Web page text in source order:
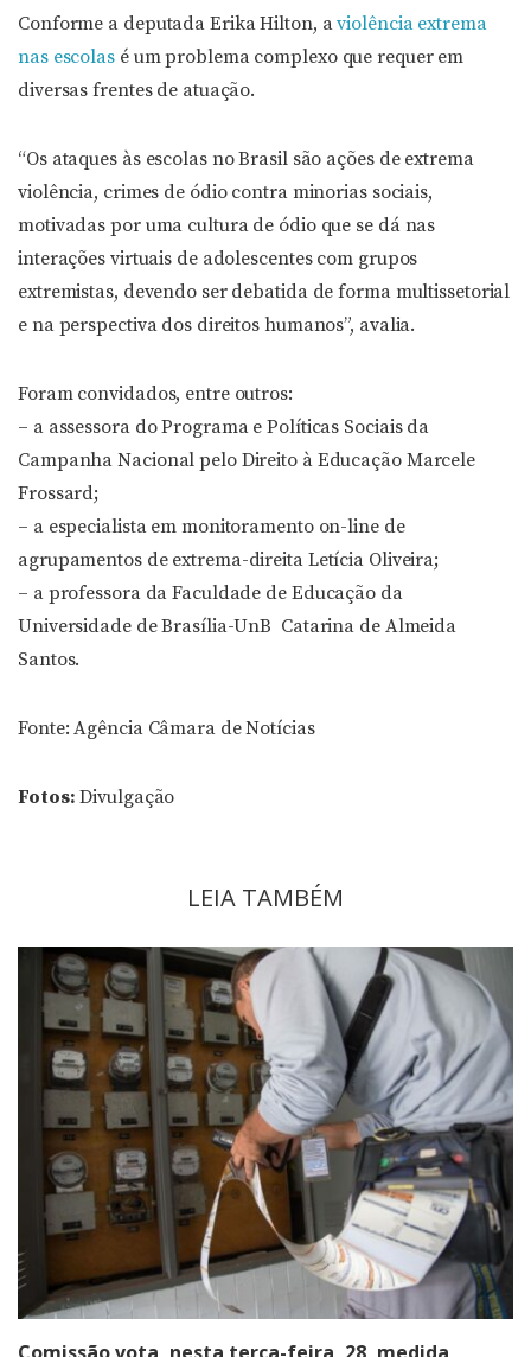
Conforme a deputada Erika Hilton, aviolência extrema
nas escolasé um problema complexo que requer em
diversas frentes de atuação.
“Os ataques às escolas no Brasil são ações de extrema
violência, crimes de ódio contra minorias sociais,
motivadas por uma cultura de ódio que se dá nas
interações virtuais de adolescentes com grupos
extremistas, devendo ser debatida de forma multissetorial
e na perspectiva dos direitos humanos”, avalia.
Foram convidados, entre outros:
– a assessora do Programa e Políticas Sociais da
Campanha Nacional pelo Direito à Educação Marcele
Frossard;
– a especialista em monitoramento on-line de
agrupamentos de extrema-direita Letícia Oliveira;
– a professora da Faculdade de Educação da
Universidade de Brasília-UnB Catarina de Almeida
Santos.
Fonte: Agência Câmara de Notícias
Fotos: Divulgação
LEIA TAMBÉM
Comissão vota, nesta terça-feira, 28, medida